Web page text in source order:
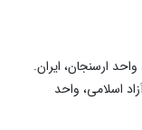
واحد ارسنجان، ایران.
اسلامی، واحد